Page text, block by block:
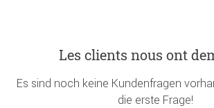
Les clients nous ont
Es sind noch keine Kundenfragen
die erste Frage!